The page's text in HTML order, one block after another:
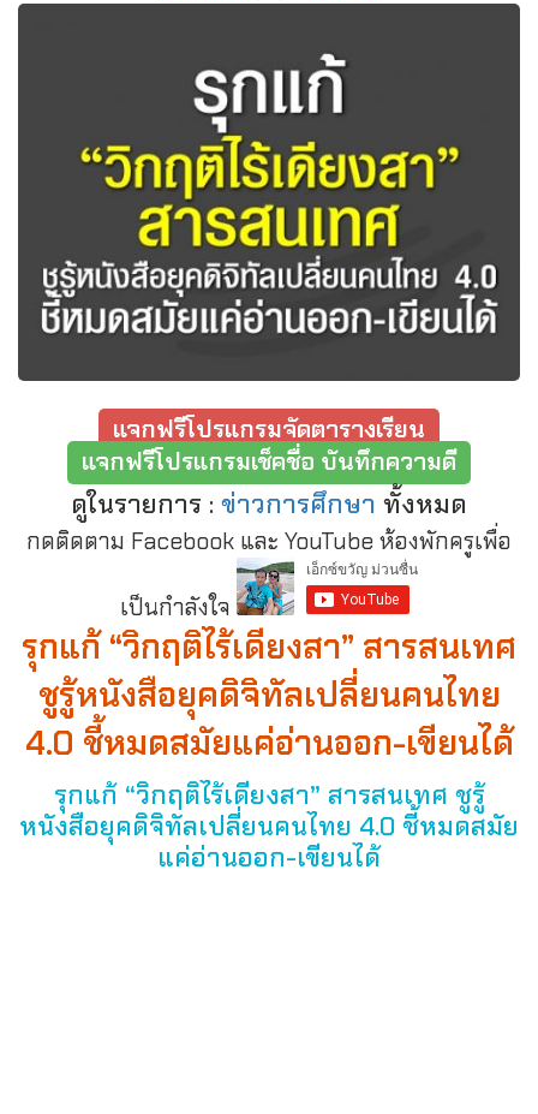
แจกฟรีโปรแกรมจัดตารางเรียน
แจกฟรีโปรแกรมเช็คชื่อ บันทึกความดี
ดูในรายการ : ข่าวการศึกษา ทั้งหมด
กดติดตาม Facebook และ YouTube ห้องพักครูเพื่อ
เป็นกำลังใจ
รุกแก้ “วิกฤติไร้เดียงสา” สารสนเทศ
ชูรู้หนังสือยุคดิจิทัลเปลี่ยนคนไทย
4.0 ชี้หมดสมัยแค่อ่านออก-เขียนได้
รุกแก้ “วิกฤติไร้เดียงสา” สารสนเทศ ชูรู้
หนังสือยุคดิจิทัลเปลี่ยนคนไทย 4.0 ชี้หมดสมัย
แค่อ่านออก-เขียนได้